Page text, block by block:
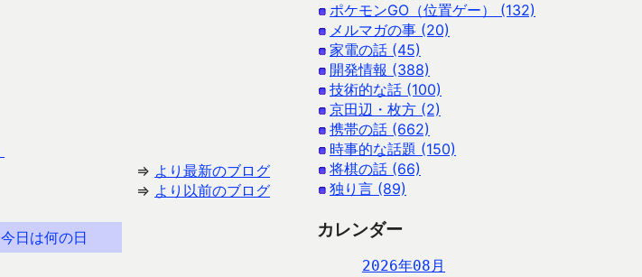
⇒ より最新のブログ
⇒ より以前のブログ
今日は何の日
ポケモンGO（位置ゲー） (132)
メルマガの事 (20)
家電の話 (45)
開発情報 (388)
技術的な話 (100)
京田辺・枚方 (2)
携帯の話 (662)
時事的な話題 (150)
将棋の話 (66)
独り言 (89)
カレンダー
2026年08月